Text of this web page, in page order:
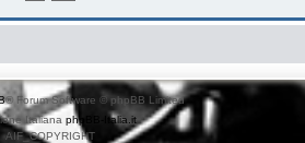
® Forum Software © phpBB Limited
Italiana phpBB-Italia.it
AIF_COPYRIGHT